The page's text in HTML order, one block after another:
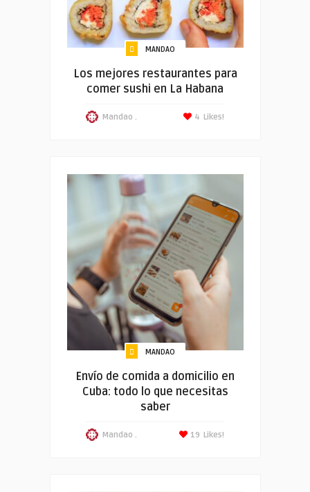
MANDAO
Los mejores restaurantes para
comer sushi en La Habana
Mandao . Likes!
4
MANDAO
Envío de comida a domicilio en
Cuba: todo lo que necesitas
saber
Mandao . Likes!
19